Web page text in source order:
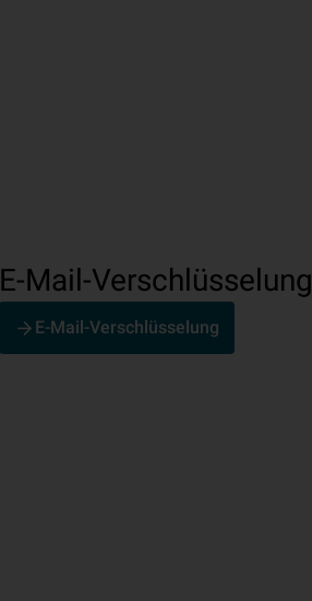
E-Mail-Verschlüsselung
E-Mail-Verschlüsselung